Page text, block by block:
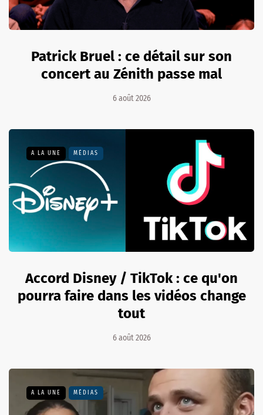
Patrick Bruel : ce détail sur son
concert au Zénith passe mal
6 août 2026
A LA UNE MÉDIAS
Accord Disney / TikTok : ce qu'on
pourra faire dans les vidéos change
tout
6 août 2026
A LA UNE MÉDIAS